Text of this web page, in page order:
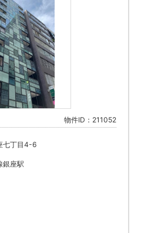
物件ID：211052
七丁目4-6
銀座駅